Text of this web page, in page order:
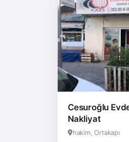
Cesuroğlu
Nakliyat
hakim, Ortakapı